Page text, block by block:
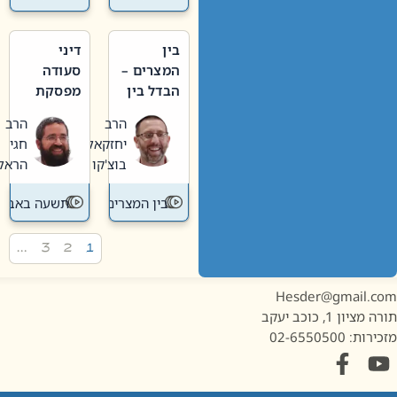
בין
המצרים –
הבדל בין
חדשה
לישנה
הרב
יחזקאל
בוצ'קו
בין המצרים
דיני
סעודה
מפסקת
תשעה
באב
הרב
חגי
הראל
תשעה באב
1, כוכב יעקב
02-6550500